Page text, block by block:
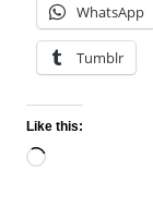
WhatsApp
Tumblr
Like this:
Loading…